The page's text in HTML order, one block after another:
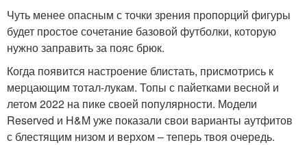
Чуть менее опасным с точки зрения пропорций фигуры
будет простое сочетание базовой футболки, которую
нужно заправить за пояс брюк.
Когда появится настроение блистать, присмотрись к
мерцающим тотал-лукам. Топы с пайетками весной и
летом 2022 на пике своей популярности. Модели
Reserved и H&M уже показали свои варианты аутфитов
с блестящим низом и верхом – теперь твоя очередь.